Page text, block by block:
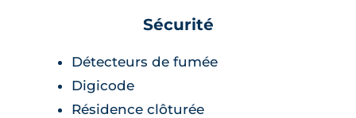
Sécurité
Détecteurs de fumée
Digicode
Résidence clôturée